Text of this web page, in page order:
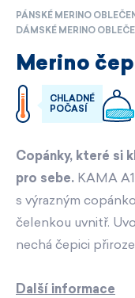
PÁNSKÉ MERINO OBLEČENÍ
DÁMSKÉ MERINO
Merino
CHLADNÉ
POČASÍ
Copánky, které si
pro sebe. KAMA
s výrazným
čelenkou uvnitř.
nechá čepici
Další informace